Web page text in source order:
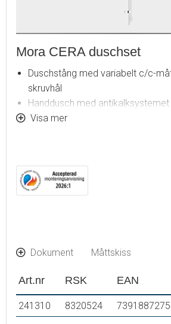
Mora CERA duschset
Duschstång med variabelt c/c-
skruvhål
Handdusch med antikalksystemet
Metallomspunnen slang 1750 mm,
Visa mer
Dokument Måttskiss
Art.nr RSK EAN
241310 8320524